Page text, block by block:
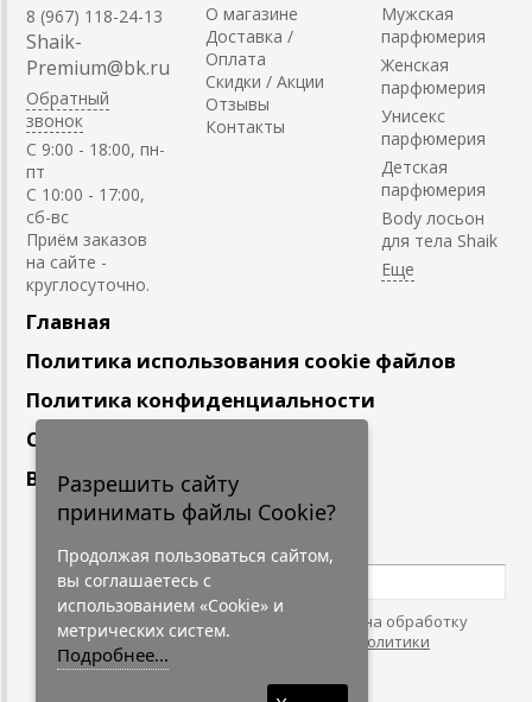
8 (967) 118-24-13
Shaik-
Premium@bk.ru
Обратный
звонок
C 9:00 - 18:00, пн-
пт
С 10:00 - 17:00,
сб-вс
Приём заказов
на сайте -
круглосуточно.
О магазине
Доставка /
Оплата
Скидки / Акции
Отзывы
Контакты
Мужская
парфюмерия
Женская
парфюмерия
Унисекс
парфюмерия
Детская
парфюмерия
Body лосьон
для тела Shaik
Главная
Политика использования cookie файлов
Политика конфиденциальности
Сотрудничество
Вакансии
Подпишитесь
Нажимая на кнопку, я даю согласие на обработку
персональных данных. С условиями
"Политики
Конфидециальности"
Разрешить сайту
принимать файлы Cookie?
Продолжая пользоваться сайтом,
вы соглашаетесь с
использованием «Cookie» и
метрических систем.
Подробнее...